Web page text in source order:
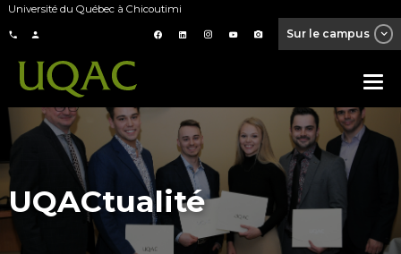
Université du Québec à Chicoutimi
Sur le campus
UQACtualité